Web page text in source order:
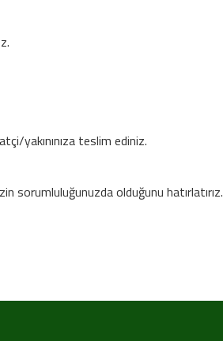
yakınınıza teslim ediniz.
sorumluluğunuzda olduğunu hatırlatırız.